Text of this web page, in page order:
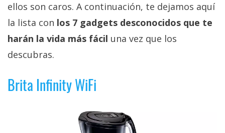
El medio de
comunicación
digital donde
encontrarás
noticias sobre
ordenadores,
apps,
ellos son caros. A continuación, te dejamos aquí
la lista con los 7 gadgets desconocidos que te
harán la vida más fácil una vez que los
descubras.
Brita Infinity WiFi